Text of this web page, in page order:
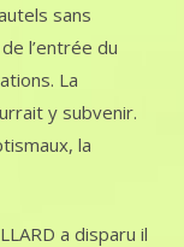
sans
l’entrée du
La
y subvenir.
la
a disparu il